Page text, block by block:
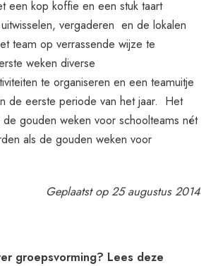
een kop koffie en een stuk taart
vergaderen en de lokalen
team op verrassende wijze te
weken diverse
te organiseren en een teamuitje
de eerste periode van het jaar. Het
gouden weken voor schoolteams nét
als de gouden weken voor
Geplaatst op 25 augustus 2014
groepsvorming? Lees deze